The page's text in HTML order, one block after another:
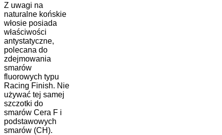
Z uwagi na
naturalne końskie
włosie posiada
właściwości
antystatyczne,
polecana do
zdejmowania
smarów
fluorowych typu
Racing Finish. Nie
używać tej samej
szczotki do
smarów Cera F i
podstawowych
smarów (CH).